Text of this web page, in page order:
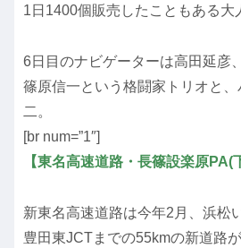
1日1400個販売したこともある大
6日目のナビゲーターは高田延彦
篠原信一という格闘家トリオと
二。
[br num=”1″]
【東名高速道路・長篠設楽原PA(
新東名高速道路は今年2月、浜松
豊田東JCTまでの55kmの新道路が